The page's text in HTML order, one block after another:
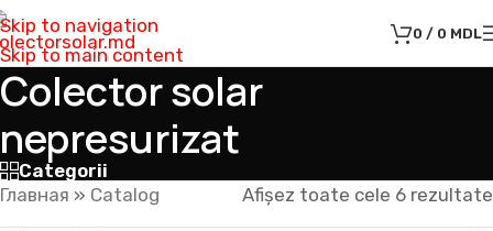
Skip to navigation
Skip to main content
0 / 0 MDL
Colector solar
nepresurizat
Categorii
Главная » Catalog Afișez toate cele 6 rezultate